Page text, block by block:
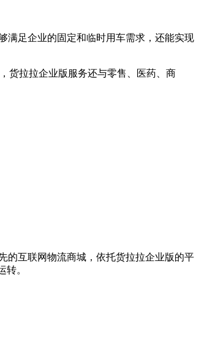
满足企业的固定和临时用车需求，还能实现
货拉拉企业版服务还与零售、医药、商
的互联网物流商城，依托货拉拉企业版的平
。